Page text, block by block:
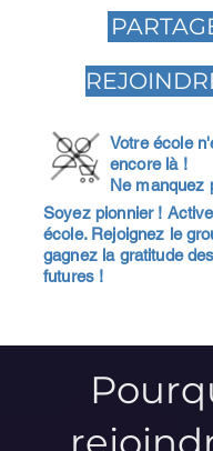
Votre école
encore là !
Ne manquez
Soyez pionnier !
école. Rejoignez le
gagnez la gratitude
futures !